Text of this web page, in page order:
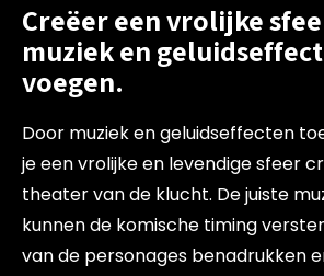
Creëer een vrolijke
muziek en
voegen.
Door muziek en geluidseffecten
je een vrolijke en levendige sfeer
theater van de klucht. De juiste
kunnen de komische timing
van de personages benadrukken